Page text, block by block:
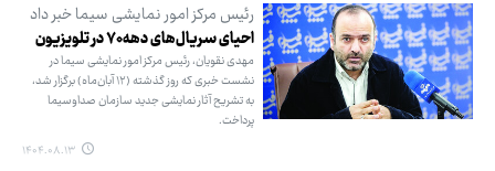
رئیس مرکز امور نمایشی سیما خبر داد
احیای سریال‌های دهه ۷۰ در تلویزیون
مهدی نقویان، رئیس مرکز امور نمایشی سیما در
نشست خبری که روز گذشته (۱۲ آبان‌ماه) برگزار شد،
به تشریح آثار نمایشی جدید سازمان صداوسیما
پرداخت.
۱۴۰۴.۰۸.۱۳